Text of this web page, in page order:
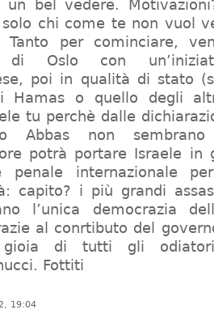
bel vedere.
solo chi come te non vuol
Tanto per cominciare,
di Oslo con
poi in qualità di stato
Hamas o quello degli
tu perchè dalle
Abbas non
potrà portare Israele in
penale internazionale
capito? i più grandi
l’unica democrazia
al conrtibuto del
di tutti gli odiatori
Fottiti
19:04